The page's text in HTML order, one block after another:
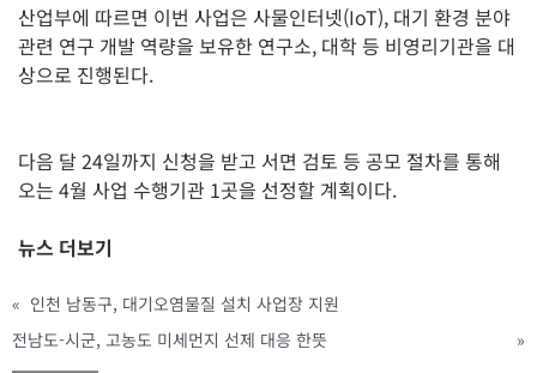
산업부에 따르면 이번 사업은 사물인터넷(IoT), 대기 환경 분야
관련 연구 개발 역량을 보유한 연구소, 대학 등 비영리기관을 대
상으로 진행된다.
다음 달 24일까지 신청을 받고 서면 검토 등 공모 절차를 통해
오는 4월 사업 수행기관 1곳을 선정할 계획이다.
뉴스 더보기
« 인천 남동구, 대기오염물질 설치 사업장 지원
전남도-시군, 고농도 미세먼지 선제 대응 한뜻
»